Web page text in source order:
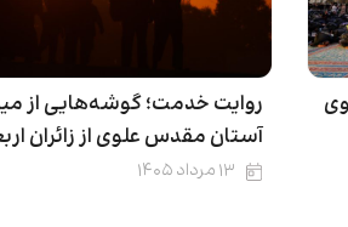
روایت خدمت؛ گوشه‌هایی از
آستان مقدس علوی از زائران
۱۳ مرداد ۱۴۰۵